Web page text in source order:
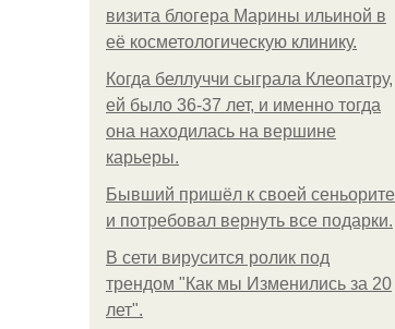
визита блогера Марины ильиной в
её косметологическую клинику.
Когда беллуччи сыграла Клеопатру,
ей было 36-37 лет, и именно тогда
она находилась на вершине
карьеры.
Бывший пришёл к своей сеньорите
и потребовал вернуть все подарки.
В сети вирусится ролик под
трендом "Как мы Изменились за 20
лет".